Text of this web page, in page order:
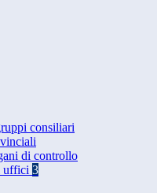
consiliari
di controllo
uffici 3